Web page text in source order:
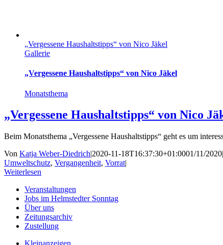
„Vergessene Haushaltstipps“ von Nico Jäkel
Gallerie
„Vergessene Haushaltstipps“ von Nico Jäkel
Monatsthema
„Vergessene Haushaltstipps“ von Nico
Beim Monatsthema „Vergessene Haushaltstipps“ geht es um
Von Katja Weber-Diedrich|2020-11-18T16:37:30+01:0001/11/2020|
Umweltschutz, Vergangenheit, Vorrat|
Weiterlesen
Veranstaltungen
Jobs im Helmstedter Sonntag
Über uns
Zeitungsarchiv
Zustellung